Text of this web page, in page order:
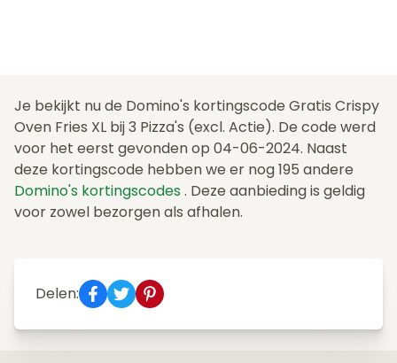
Je bekijkt nu de Domino's kortingscode Gratis Crispy
Oven Fries XL bij 3 Pizza's (excl. Actie). De code werd
voor het eerst gevonden op 04-06-2024. Naast
deze kortingscode hebben we er nog 195 andere
Domino's kortingscodes . Deze aanbieding is geldig
voor zowel bezorgen als afhalen.
Delen: